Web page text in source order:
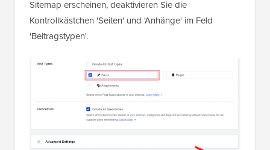
Sitemap erscheinen, deaktivieren Sie die
Kontrollkästchen 'Seiten' und 'Anhänge' im Feld
'Beitragstypen'.